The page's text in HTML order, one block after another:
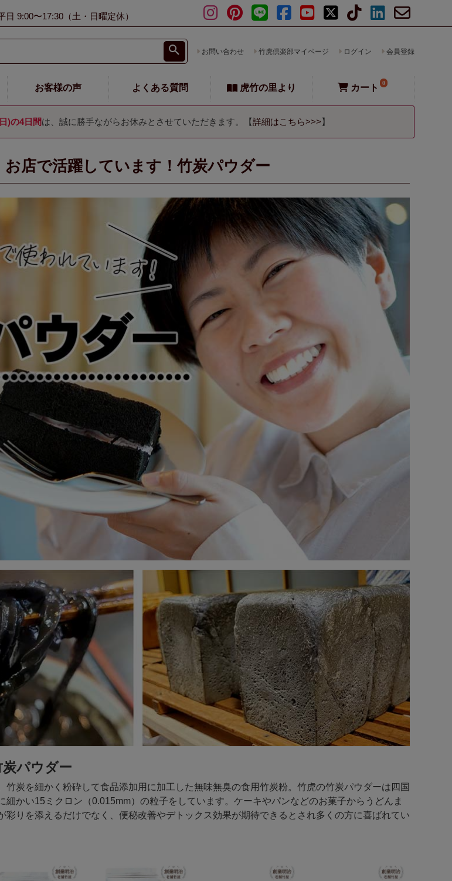
日 9:00〜17:30（土・日曜定休）
お問い合わせ 竹虎倶楽部マイページ ログイン 会員登録
お客様の声 よくある質問 虎竹の里より カート 0
)の4日間は、誠に勝手ながらお休みとさせていただきます。【詳細はこちら>>>】
お店で活躍しています！竹炭パウダー
パウダー
竹炭を細かく粉砕して食品添加用に加工した無味無臭の食用竹炭粉。竹虎の竹炭パウダーは四国
細かい15ミクロン（0.015mm）の粒子をしています。ケーキやパンなどのお菓子からうどんま
彩りを添えるだけでなく、便秘改善やデトックス効果が期待できるとされ多くの方に喜ばれてい